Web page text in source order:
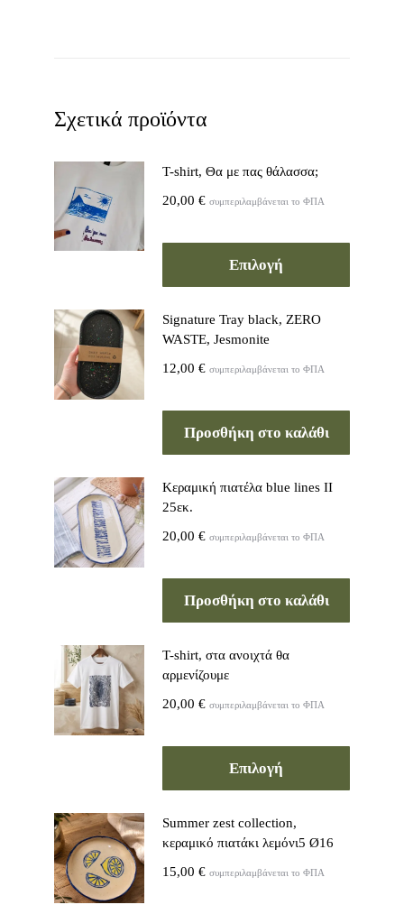
Σχετικά προϊόντα
T-shirt, Θα με πας θάλασσα;
20,00 € συμπεριλαμβάνεται το ΦΠΑ
Επιλογή
Signature Tray black, ZERO
WASTE, Jesmonite
12,00 € συμπεριλαμβάνεται το ΦΠΑ
Προσθήκη στο καλάθι
Kεραμική πιατέλα blue lines ΙΙ
25εκ.
20,00 € συμπεριλαμβάνεται το ΦΠΑ
Προσθήκη στο καλάθι
T-shirt, στα ανοιχτά θα
αρμενίζουμε
20,00 € συμπεριλαμβάνεται το ΦΠΑ
Επιλογή
Summer zest collection,
κεραμικό πιατάκι λεμόνι5 Ø16
15,00 € συμπεριλαμβάνεται το ΦΠΑ